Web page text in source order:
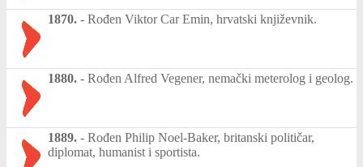
1870. - Rođen Viktor Car Emin, hrvatski književnik.
1880. - Rođen Alfred Vegener, nemački meterolog i geolog.
1889. - Rođen Philip Noel-Baker, britanski političar,
diplomat, humanist i sportista.